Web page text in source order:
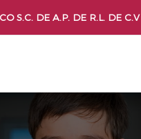
S.C. DE A.P. DE R.L. DE C.V